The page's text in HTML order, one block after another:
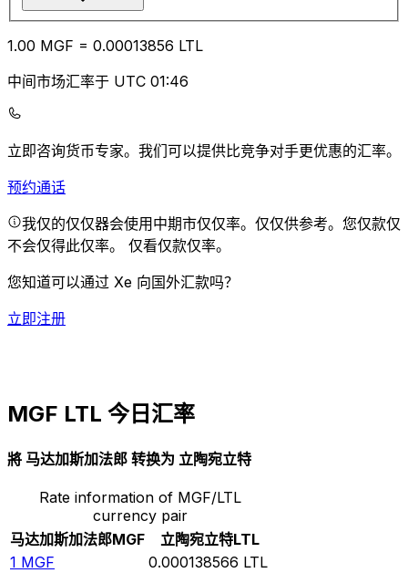
1.00 MGF = 0.00013856 LTL
中间市场汇率于 UTC 01:46
立即咨询货币专家。 我们可以提供比竞争对手更优惠的汇率。
预约通话
我仅的仅仅器会使用中期市仅仅率。仅仅供参考。您仅款仅
不会仅得此仅率。 仅看仅款仅率。
您知道可以通过 Xe 向国外汇款吗？
立即注册
MGF LTL 今日汇率
將 马达加斯加法郎 转换为 立陶宛立特
Rate information of MGF/LTL
currency pair
马达加斯加法郎MGF 立陶宛立特LTL
1 MGF 0.000138566 LTL